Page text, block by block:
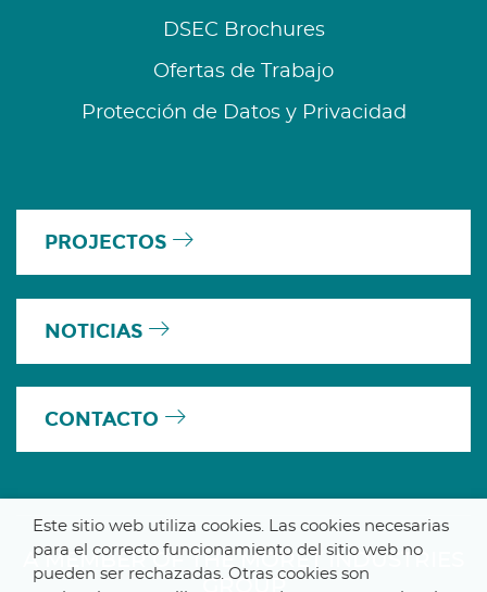
DSEC Brochures
Ofertas de Trabajo
Protección de Datos y Privacidad
PROJECTOS
NOTICIAS
CONTACTO
A MEMBER OF THE MORET INDUSTRIES
GROUP
Este sitio web utiliza cookies. Las cookies necesarias
para el correcto funcionamiento del sitio web no
pueden ser rechazadas. Otras cookies son